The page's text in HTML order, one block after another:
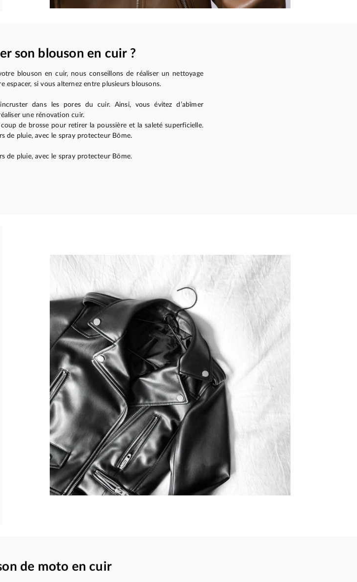
son blouson en cuir ?
blouson en cuir, nous conseillons de réaliser un nettoyage
si vous alternez entre plusieurs blousons.
dans les pores du cuir. Ainsi, vous évitez d’abîmer
une rénovation cuir.
de brosse pour retirer la poussière et la saleté superficielle.
de pluie, avec le spray protecteur Bōme.
de pluie, avec le spray protecteur Bōme.
de moto en cuir